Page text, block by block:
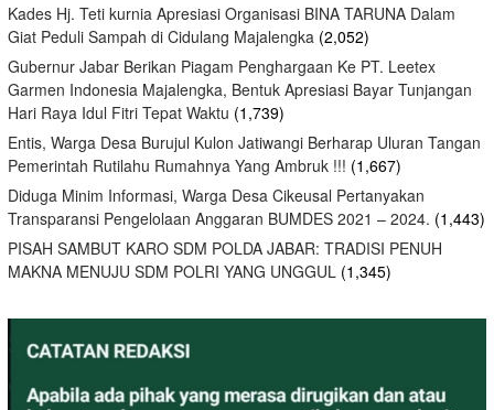
Kades Hj. Teti kurnia Apresiasi Organisasi BINA TARUNA Dalam
Giat Peduli Sampah di Cidulang Majalengka (2,052)
Gubernur Jabar Berikan Piagam Penghargaan Ke PT. Leetex
Garmen Indonesia Majalengka, Bentuk Apresiasi Bayar Tunjangan
Hari Raya Idul Fitri Tepat Waktu (1,739)
Entis, Warga Desa Burujul Kulon Jatiwangi Berharap Uluran Tangan
Pemerintah Rutilahu Rumahnya Yang Ambruk !!! (1,667)
Diduga Minim Informasi, Warga Desa Cikeusal Pertanyakan
Transparansi Pengelolaan Anggaran BUMDES 2021 – 2024. (1,443)
PISAH SAMBUT KARO SDM POLDA JABAR: TRADISI PENUH
MAKNA MENUJU SDM POLRI YANG UNGGUL (1,345)